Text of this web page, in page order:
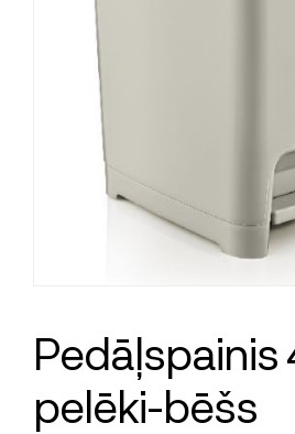
Pedāļspainis
pelēki-bēšs